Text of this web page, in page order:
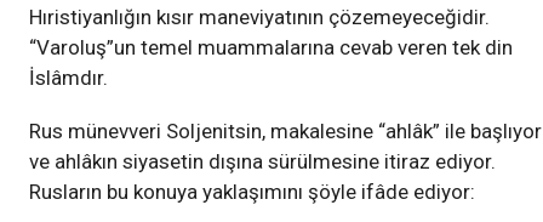
Hıristiyanlığın kısır maneviyatının çözemeyeceğidir.
“Varoluş”un temel muammalarına cevab veren tek din
İslâmdır.
Rus münevveri Soljenitsin, makalesine “ahlâk” ile başlıyor
ve ahlâkın siyasetin dışına sürülmesine itiraz ediyor.
Rusların bu konuya yaklaşımını şöyle ifâde ediyor: